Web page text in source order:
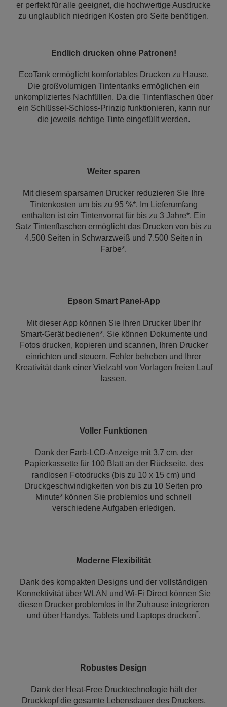
er perfekt für alle geeignet, die hochwertige Ausdrucke
zu unglaublich niedrigen Kosten pro Seite benötigen.
Endlich drucken ohne Patronen!
EcoTank ermöglicht komfortables Drucken zu Hause.
Die großvolumigen Tintentanks ermöglichen ein
unkompliziertes Nachfüllen. Da die Tintenflaschen über
ein Schlüssel-Schloss-Prinzip funktionieren, kann nur
die jeweils richtige Tinte eingefüllt werden.
Weiter sparen
Mit diesem sparsamen Drucker reduzieren Sie Ihre
Tintenkosten um bis zu 95 %*. Im Lieferumfang
enthalten ist ein Tintenvorrat für bis zu 3 Jahre*. Ein
Satz Tintenflaschen ermöglicht das Drucken von bis zu
4.500 Seiten in Schwarzweiß und 7.500 Seiten in
Farbe*.
Epson Smart Panel-App
Mit dieser App können Sie Ihren Drucker über Ihr
Smart-Gerät bedienen*. Sie können Dokumente und
Fotos drucken, kopieren und scannen, Ihren Drucker
einrichten und steuern, Fehler beheben und Ihrer
Kreativität dank einer Vielzahl von Vorlagen freien Lauf
lassen.
Voller Funktionen
Dank der Farb-LCD-Anzeige mit 3,7 cm, der
Papierkassette für 100 Blatt an der Rückseite, des
randlosen Fotodrucks (bis zu 10 x 15 cm) und
Druckgeschwindigkeiten von bis zu 10 Seiten pro
Minute* können Sie problemlos und schnell
verschiedene Aufgaben erledigen.
Moderne Flexibilität
Dank des kompakten Designs und der vollständigen
Konnektivität über WLAN und Wi-Fi Direct können Sie
diesen Drucker problemlos in Ihr Zuhause integrieren
und über Handys, Tablets und Laptops drucken*.
Robustes Design
Dank der Heat-Free Drucktechnologie hält der
Druckkopf die gesamte Lebensdauer des Druckers,